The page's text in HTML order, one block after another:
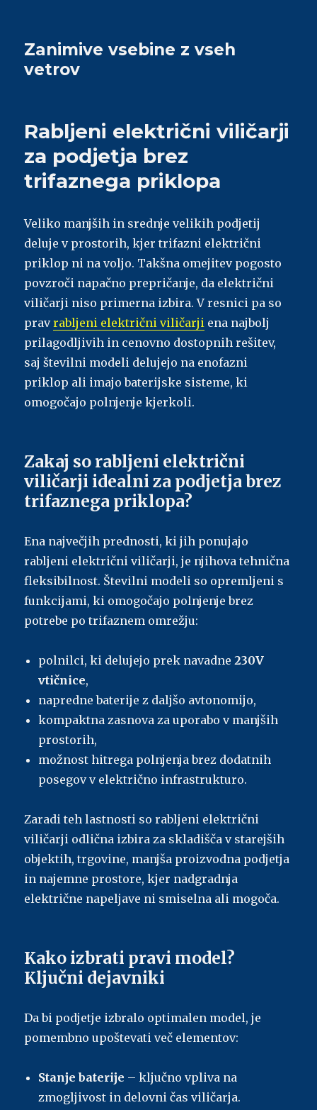
Zanimive vsebine z vseh
vetrov
Rabljeni električni viličarji
za podjetja brez
trifaznega priklopa
Veliko manjših in srednje velikih podjetij
deluje v prostorih, kjer trifazni električni
priklop ni na voljo. Takšna omejitev pogosto
povzroči napačno prepričanje, da električni
viličarji niso primerna izbira. V resnici pa so
pravrabljeni električni viličarji ena najbolj
prilagodljivih in cenovno dostopnih rešitev,
saj številni modeli delujejo na enofazni
priklop ali imajo baterijske sisteme, ki
omogočajo polnjenje kjerkoli.
Zakaj so rabljeni električni
viličarji idealni za podjetja brez
trifaznega priklopa?
Ena največjih prednosti, ki jih ponujajo
rabljeni električni viličarji, je njihova tehnična
fleksibilnost. Številni modeli so opremljeni s
funkcijami, ki omogočajo polnjenje brez
potrebe po trifaznem omrežju:
polnilci, ki delujejo prek navadne230V
vtičnice,
napredne baterije z daljšo avtonomijo,
kompaktna zasnova za uporabo v manjših
prostorih,
možnost hitrega polnjenja brez dodatnih
posegov v električno infrastrukturo.
Zaradi teh lastnosti so rabljeni električni
viličarji odlična izbira za skladišča v starejših
objektih, trgovine, manjša proizvodna podjetja
in najemne prostore, kjer nadgradnja
električne napeljave ni smiselna ali mogoča.
Kako izbrati pravi model?
Ključni dejavniki
Da bi podjetje izbralo optimalen model, je
pomembno upoštevati več elementov:
Stanje baterije – ključno vpliva na
zmogljivost in delovni čas viličarja.